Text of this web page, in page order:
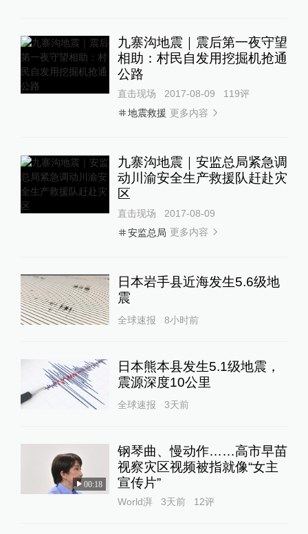
九寨沟地震｜震后第一夜守望
相助：村民自发用挖掘机抢通
公路
直击现场 2017-08-09 119评
地震救援 更多内容
九寨沟地震｜安监总局紧急调
动川渝安全生产救援队赶赴灾
区
直击现场
2017-08-09
安监总局 更多内容
日本岩手县近海发生5.6级地
震
全球速报 8小时前
日本熊本县发生5.1级地震，
震源深度10公里
全球速报 3天前
00:18
钢琴曲、慢动作……高市早苗
视察灾区视频被指就像“女主
宣传片”
World湃 3天前 12评